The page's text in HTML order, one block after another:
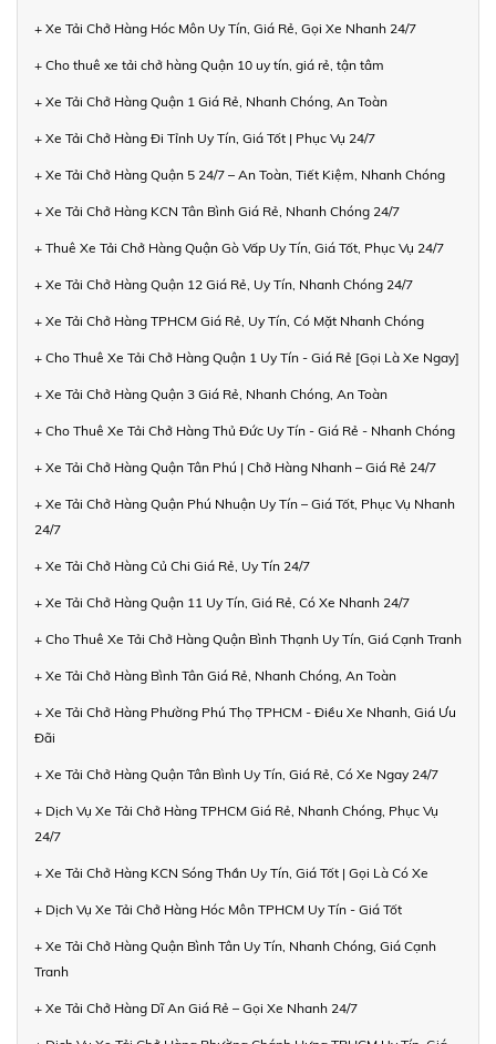
+ Xe Tải Chở Hàng Hóc Môn Uy Tín, Giá Rẻ, Gọi Xe Nhanh 24/7
+ Cho thuê xe tải chở hàng Quận 10 uy tín, giá rẻ, tận tâm
+ Xe Tải Chở Hàng Quận 1 Giá Rẻ, Nhanh Chóng, An Toàn
+ Xe Tải Chở Hàng Đi Tỉnh Uy Tín, Giá Tốt | Phục Vụ 24/7
+ Xe Tải Chở Hàng Quận 5 24/7 – An Toàn, Tiết Kiệm, Nhanh Chóng
+ Xe Tải Chở Hàng KCN Tân Bình Giá Rẻ, Nhanh Chóng 24/7
+ Thuê Xe Tải Chở Hàng Quận Gò Vấp Uy Tín, Giá Tốt, Phục Vụ 24/7
+ Xe Tải Chở Hàng Quận 12 Giá Rẻ, Uy Tín, Nhanh Chóng 24/7
+ Xe Tải Chở Hàng TPHCM Giá Rẻ, Uy Tín, Có Mặt Nhanh Chóng
+ Cho Thuê Xe Tải Chở Hàng Quận 1 Uy Tín - Giá Rẻ [Gọi Là Xe Ngay]
+ Xe Tải Chở Hàng Quận 3 Giá Rẻ, Nhanh Chóng, An Toàn
+ Cho Thuê Xe Tải Chở Hàng Thủ Đức Uy Tín - Giá Rẻ - Nhanh Chóng
+ Xe Tải Chở Hàng Quận Tân Phú | Chở Hàng Nhanh – Giá Rẻ 24/7
+ Xe Tải Chở Hàng Quận Phú Nhuận Uy Tín – Giá Tốt, Phục Vụ Nhanh
24/7
+ Xe Tải Chở Hàng Củ Chi Giá Rẻ, Uy Tín 24/7
+ Xe Tải Chở Hàng Quận 11 Uy Tín, Giá Rẻ, Có Xe Nhanh 24/7
+ Cho Thuê Xe Tải Chở Hàng Quận Bình Thạnh Uy Tín, Giá Cạnh Tranh
+ Xe Tải Chở Hàng Bình Tân Giá Rẻ, Nhanh Chóng, An Toàn
+ Xe Tải Chở Hàng Phường Phú Thọ TPHCM - Điều Xe Nhanh, Giá Ưu
Đãi
+ Xe Tải Chở Hàng Quận Tân Bình Uy Tín, Giá Rẻ, Có Xe Ngay 24/7
+ Dịch Vụ Xe Tải Chở Hàng TPHCM Giá Rẻ, Nhanh Chóng, Phục Vụ
24/7
+ Xe Tải Chở Hàng KCN Sóng Thần Uy Tín, Giá Tốt | Gọi Là Có Xe
+ Dịch Vụ Xe Tải Chở Hàng Hóc Môn TPHCM Uy Tín - Giá Tốt
+ Xe Tải Chở Hàng Quận Bình Tân Uy Tín, Nhanh Chóng, Giá Cạnh
Tranh
+ Xe Tải Chở Hàng Dĩ An Giá Rẻ – Gọi Xe Nhanh 24/7